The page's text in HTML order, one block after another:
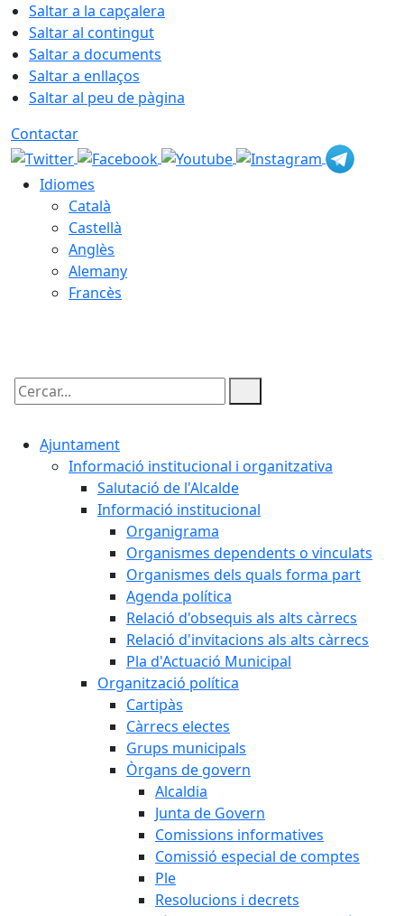
Saltar a la capçalera
Saltar al contingut
Saltar a documents
Saltar a enllaços
Saltar al peu de pàgina
Contactar
Idiomes
Català
Castellà
Anglès
Alemany
Francès
Cercar:
Ajuntament
Informació institucional i organitzativa
Salutació de l'Alcalde
Informació institucional
Organigrama
Organismes dependents o vinculats
Organismes dels quals forma part
Agenda política
Relació d'obsequis als alts càrrecs
Relació d'invitacions als alts càrrecs
Pla d'Actuació Municipal
Organització política
Cartipàs
Càrrecs electes
Grups municipals
Òrgans de govern
Alcaldia
Junta de Govern
Comissions informatives
Comissió especial de comptes
Ple
Resolucions i decrets